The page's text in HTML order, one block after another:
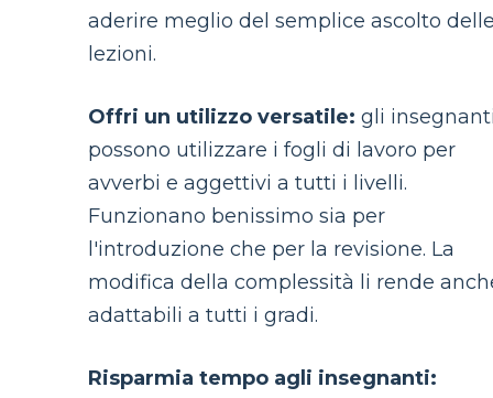
aderire meglio del semplice ascolto
lezioni.
Offri un utilizzo versatile: gli
possono utilizzare i fogli di lavoro per
avverbi e aggettivi a tutti i livelli.
Funzionano benissimo sia per
l'introduzione che per la revisione. La
modifica della complessità li rende
adattabili a tutti i gradi.
Risparmia tempo agli insegnanti: